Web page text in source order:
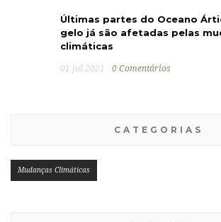
Últimas partes do Oceano
gelo já são afetadas pelas
climáticas
01 jul 2021 0 Comentários
CATEGORIAS
Mudanças Climáticas